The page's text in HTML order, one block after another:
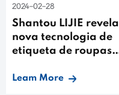
2024-02-28
Shantou LIJIE revela
nova tecnologia de
etiqueta de roupas
2021
Leam More